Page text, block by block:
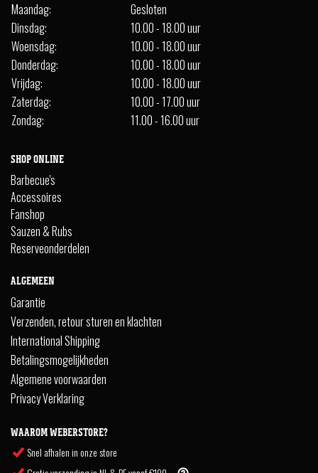
Maandag:
Gesloten
Dinsdag:
10.00 - 18.00 uur
Woensdag:
10.00 - 18.00 uur
Donderdag:
10.00 - 18.00 uur
Vrijdag:
10.00 - 18.00 uur
Zaterdag:
10.00 - 17.00 uur
Zondag:
11.00 - 16.00 uur
SHOP ONLINE
Barbecue's
Accessoires
Fanshop
Sauzen & Rubs
Reserveonderdelen
ALGEMEEN
Garantie
Verzenden, retour sturen en klachten
International Shipping
Betalingsmogelijkheden
Algemene voorwaarden
Privacy Verklaring
WAAROM WEBERSTORE?
Snel afhalen in onze store